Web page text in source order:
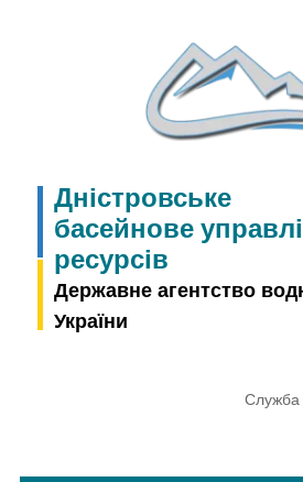
Дністровське
басейнове
ресурсів
Державне агентство
України
Служба